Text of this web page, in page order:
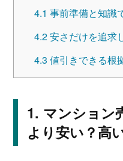
4.1 事前準備と知識
4.2安さだけを追求
4.3 値引きできる根
マンション
より安い？高